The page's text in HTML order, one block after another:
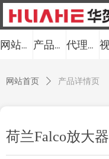
网站首页 产品中心 代理品牌
荷兰Falco放大器
网站首页 ꄲ 产品详情页